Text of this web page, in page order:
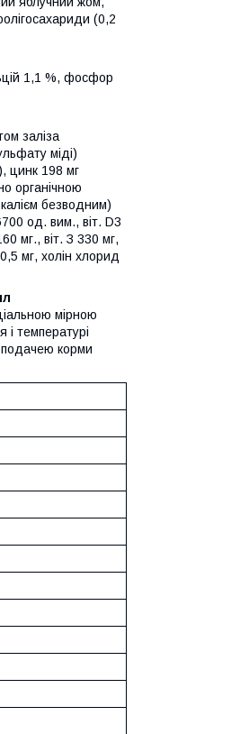
(0,2
1,1 %, фосфор
заліза
міді)
цинк 198 мг
органічною
безводним)
од. вим., віт. D3
мг., віт. З 330 мг,
мг, холін хлорид
мірною
температурі
корми